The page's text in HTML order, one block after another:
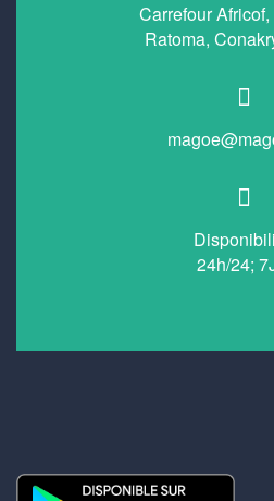
Carrefour
Ratoma,
24h/24;